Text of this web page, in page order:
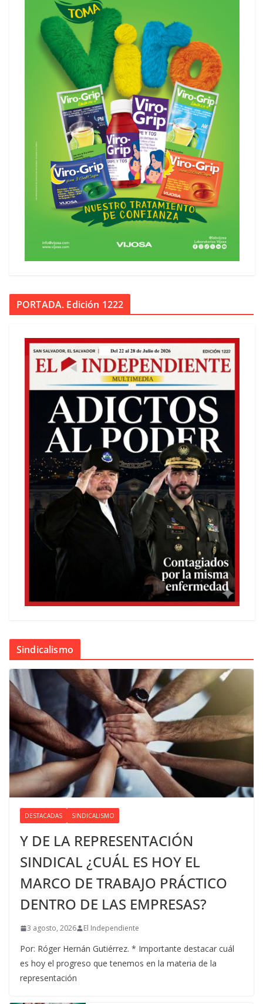
PORTADA. Edición 1222
Sindicalismo
DESTACADAS SINDICALISMO
Y DE LA REPRESENTACIÓN
SINDICAL ¿CUÁL ES HOY EL
MARCO DE TRABAJO PRÁCTICO
DENTRO DE LAS EMPRESAS?
3 agosto, 2026 El Independiente
Por: Róger Hernán Gutiérrez. * Importante destacar cuál
es hoy el progreso que tenemos en la materia de la
representación